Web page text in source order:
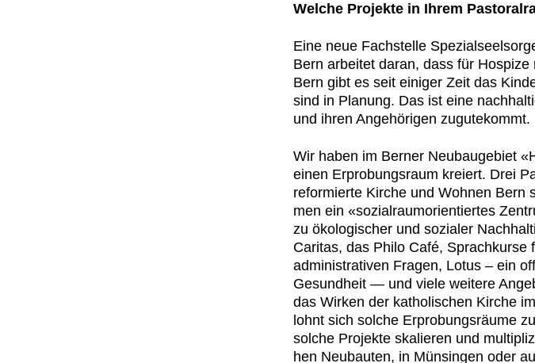
Welche Pro­jek­te in Ihrem
Eine neue Fach­stelle
Bern arbeit­et daran, dass für
Bern gibt es seit einiger Zeit das
sind in Pla­nung. Das ist eine
und ihren Ange­höri­gen zugutekommt.
Wir haben im Bern­er Neubauge­bi­et
einen Erprobungsraum kreiert. Drei
reformierte Kirche und Wohnen
men ein «sozial­rau­mori­en­tiertes
zu ökol­o­gis­ch­er und sozialer
Car­i­tas, das Phi­lo Café, Sprachkurse
admin­is­tra­tiv­en Fra­gen, Lotus – ein
Gesund­heit — und viele weit­ere
das Wirken der katholis­chen Kirche
lohnt sich solche Erprobungsräume
solche Pro­jek­te skalieren und
hen Neubaut­en, in Münsin­gen oder